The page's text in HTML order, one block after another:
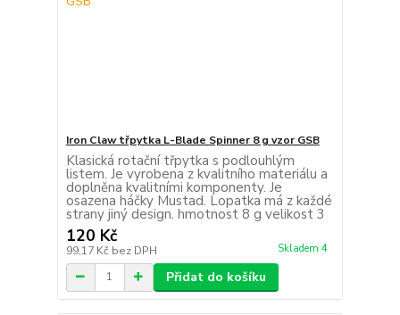
Iron Claw třpytka L-Blade Spinner 8 g vzor GSB
Klasická rotační třpytka s podlouhlým
listem. Je vyrobena z kvalitního materiálu a
doplněna kvalitními komponenty. Je
osazena háčky Mustad. Lopatka má z každé
strany jiný design. hmotnost 8 g velikost 3
120 Kč
99,17 Kč bez DPH Skladem 4
Přidat do košíku